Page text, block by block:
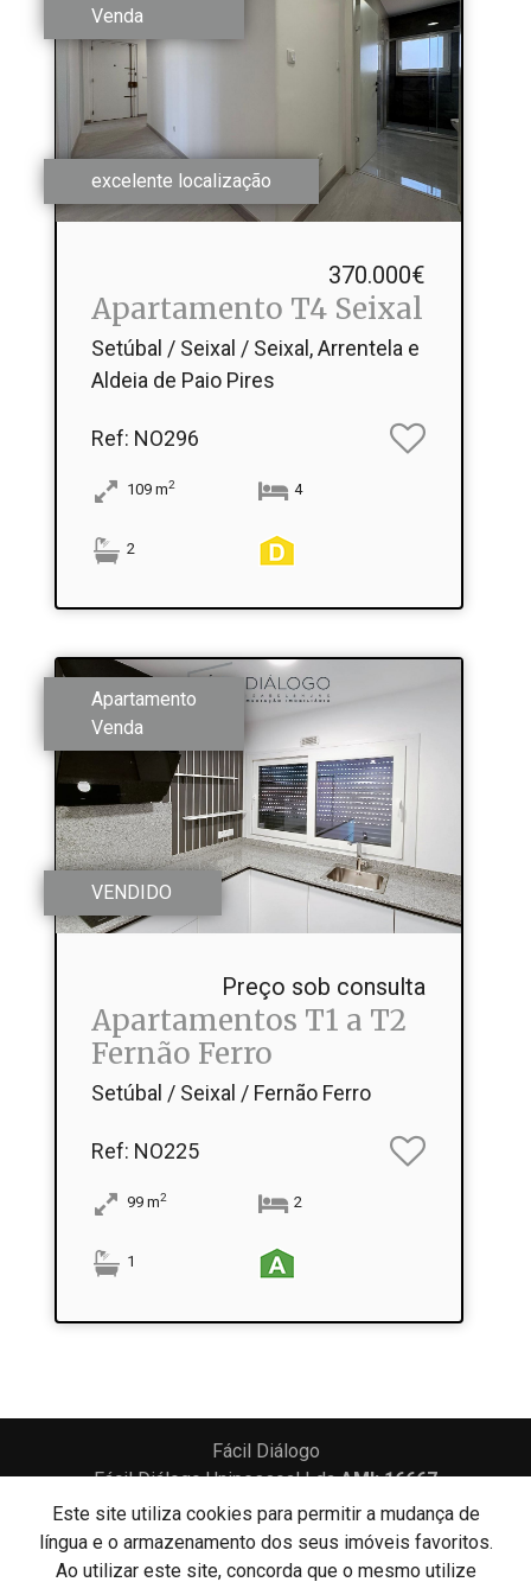
Este site utiliza cookies para permitir a mudança de
língua e o armazenamento dos seus imóveis favoritos.
Ao utilizar este site, concorda que o mesmo utilize
Venda
excelente localização
370.000€
Apartamento T4 Seixal
Setúbal / Seixal / Seixal, Arrentela e
Aldeia de Paio Pires
Ref: NO296
109m2 4
2
Apartamento
Venda
VENDIDO
Preço sob consulta
Apartamentos T1 a T2
Fernão Ferro
Setúbal / Seixal / Fernão Ferro
Ref: NO225
99m2 2
1
Fácil Diálogo
Fácil Diálogo Unipessoal LdaAMI: 16667
de PrivacidadeLivro de ReclamaçõesCanal de Denúncias